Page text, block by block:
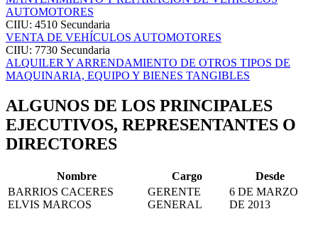
AUTOMOTORES
CIIU: 4510 Secundaria
VENTA DE VEHÍCULOS AUTOMOTORES
CIIU: 7730 Secundaria
ALQUILER Y ARRENDAMIENTO DE OTROS TIPOS DE
MAQUINARIA, EQUIPO Y BIENES TANGIBLES
ALGUNOS DE LOS PRINCIPALES
EJECUTIVOS, REPRESENTANTES O
DIRECTORES
Nombre Cargo
Desde
BARRIOS CACERES
ELVIS MARCOS
GERENTE
GENERAL
6 DE MARZO
DE 2013